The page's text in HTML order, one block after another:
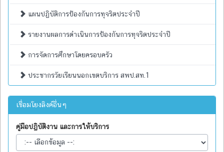
แผนปฏิบัติการป้องกันการทุจริตประจำปี
รายงานผลการดำเนินการป้องกันการทุจริตประจำปี
การจัดการศึกษาโดยครอบครัว
ประชากรวัยเรียนนอกเขตบริการ สพป.สท.1
เชื่อมโยงลิงค์อื่นๆ
คู่มือปฏิบัติงาน และการให้บริการ